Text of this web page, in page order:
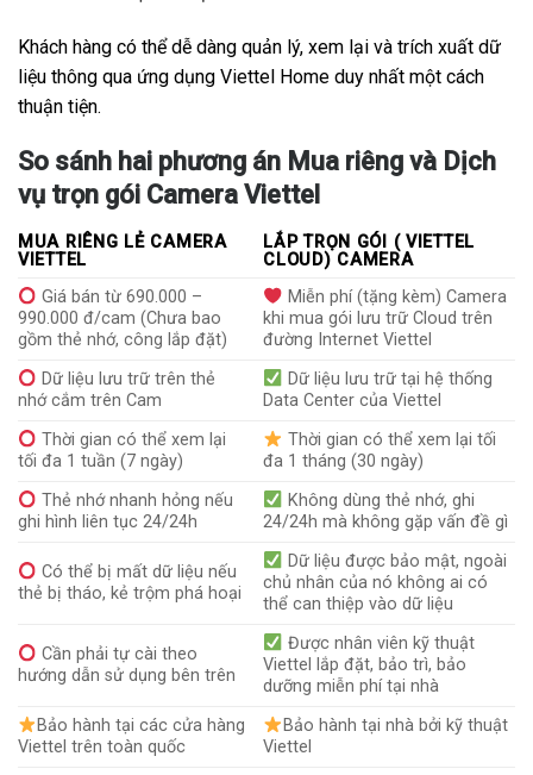
Khách hàng có thể dễ dàng quản lý, xem lại và trích xuất dữ
liệu thông qua ứng dụng Viettel Home duy nhất một cách
thuận tiện.
So sánh hai phương án Mua riêng và Dịch
vụ trọn gói Camera Viettel
MUA RIÊNG LẺ CAMERA
VIETTEL
LẮP TRỌN GÓI ( VIETTEL
CLOUD) CAMERA
Giá bán từ 690.000 –
990.000 đ/cam (Chưa bao
gồm thẻ nhớ, công lắp đặt)
Miễn phí (tặng kèm) Camera
khi mua gói lưu trữ Cloud trên
đường Internet Viettel
Dữ liệu lưu trữ trên thẻ
nhớ cắm trên Cam
Dữ liệu lưu trữ tại hệ thống
Data Center của Viettel
Thời gian có thể xem lại
tối đa 1 tuần (7 ngày)
Thời gian có thể xem lại tối
đa 1 tháng (30 ngày)
Thẻ nhớ nhanh hỏng nếu
ghi hình liên tục 24/24h
Không dùng thẻ nhớ, ghi
24/24h mà không gặp vấn đề gì
Có thể bị mất dữ liệu nếu
thẻ bị tháo, kẻ trộm phá hoại
Dữ liệu được bảo mật, ngoài
chủ nhân của nó không ai có
thể can thiệp vào dữ liệu
Cần phải tự cài theo
hướng dẫn sử dụng bên trên
Được nhân viên kỹ thuật
Viettel lắp đặt, bảo trì, bảo
dưỡng miễn phí tại nhà
Bảo hành tại các cửa hàng
Viettel trên toàn quốc
Bảo hành tại nhà bởi kỹ thuật
Viettel